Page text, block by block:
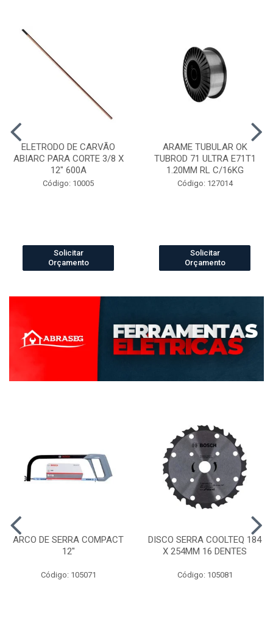
ELETRODO DE CARVÃO
ABIARC PARA CORTE 3/8 X
12" 600A
Código: 10005
Solicitar
Orçamento
ARAME TUBULAR OK
TUBROD 71 ULTRA E71T1
1.20MM RL C/16KG
Código: 127014
Solicitar
Orçamento
ARCO DE SERRA COMPACT
12"
Código: 105071
DISCO SERRA COOLTEQ 184
X 254MM 16 DENTES
Código: 105081